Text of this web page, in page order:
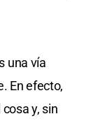
una vía
En efecto,
y, sin